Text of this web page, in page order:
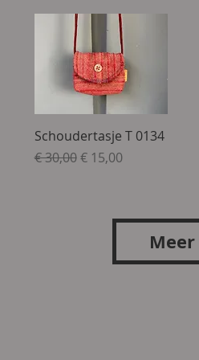
Snel overzicht
Schoudertasje T 0134
Normale prijs
€ 30,00 Verkoopprijs
€ 15,00